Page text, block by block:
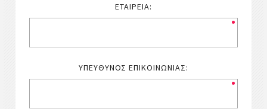
ΕΤΑΙΡΕΊΑ:
ΥΠΕΎΘΥΝΟΣ ΕΠΙΚΟΙΝΩΝΊΑΣ: